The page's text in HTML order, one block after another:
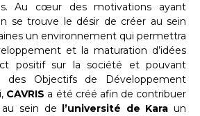
Au cœur des motivations ayant
se trouve le désir de créer au sein
un environnement qui permettra
et la maturation d’idées
positif sur la société et pouvant
des Objectifs de Développement
CAVRIS a été créé afin de contribuer
sein de
l’université de Kara un